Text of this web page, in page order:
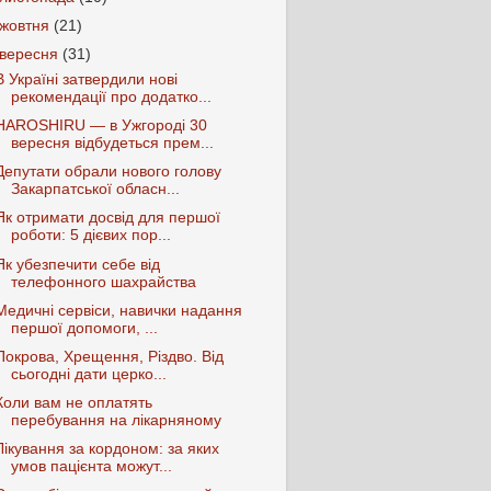
жовтня (21)
вересня (31)
Україні затвердили нові
рекомендації про додатко...
— в Ужгороді 30
вересня відбудеться прем...
обрали нового голову
Закарпатської обласн...
отримати досвід для першої
роботи: 5 дієвих пор...
убезпечити себе від
телефонного шахрайства
сервіси, навички надання
першої допомоги, ...
Хрещення, Різдво. Від
сьогодні дати церко...
вам не оплатять
перебування на лікарняному
за кордоном: за яких
умов пацієнта можут...